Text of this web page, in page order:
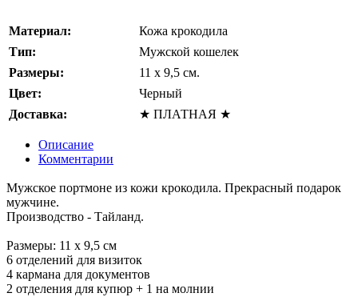
Материал:
Кожа крокодила
Тип:
Мужской кошелек
Размеры:
11 x 9,5 см.
Цвет:
Черный
Доставка:
★ ПЛАТНАЯ ★
Описание
Комментарии
Мужское портмоне из кожи крокодила. Прекрасный подарок
мужчине.
Производство - Тайланд.
Размеры: 11 x 9,5 см
6 отделений для визиток
4 кармана для документов
2 отделения для купюр + 1 на молнии